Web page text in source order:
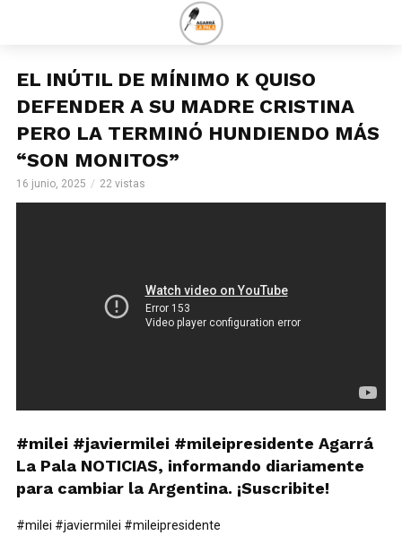
EL INÚTIL DE MÍNIMO K QUISO
DEFENDER A SU MADRE CRISTINA
PERO LA TERMINÓ HUNDIENDO MÁS
“SON MONITOS”
16 junio, 2025 22 vistas
#milei #javiermilei #mileipresidente Agarrá
La Pala NOTICIAS, informando diariamente
para cambiar la Argentina. ¡Suscribite!
#milei #javiermilei #mileipresidente